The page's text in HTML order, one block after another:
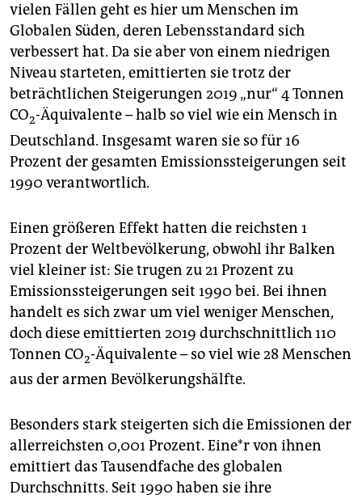
vielen Fällen geht es hier um Menschen im
Globalen Süden, deren Lebensstandard sich
verbessert hat. Da sie aber von einem niedrigen
Niveau starteten, emittierten sie trotz der
beträchtlichen Steigerungen 2019 „nur“ 4 Tonnen
CO2-Äquivalente – halb so viel wie ein Mensch in
Deutschland. Insgesamt waren sie so für 16
Prozent der gesamten Emissionssteigerungen seit
1990 verantwortlich.
Einen größeren Effekt hatten die reichsten 1
Prozent der Weltbevölkerung, obwohl ihr Balken
viel kleiner ist: Sie trugen zu 21 Prozent zu
Emissionssteigerungen seit 1990 bei. Bei ihnen
handelt es sich zwar um viel weniger Menschen,
doch diese emittierten 2019 durchschnittlich 110
Tonnen CO2-Äquivalente – so viel wie 28 Menschen
aus der armen Bevölkerungshälfte.
Besonders stark steigerten sich die Emissionen der
allerreichsten 0,001 Prozent. Ei­ne*r von ihnen
emittiert das Tausendfache des globalen
Durchschnitts. Seit 1990 haben sie ihre